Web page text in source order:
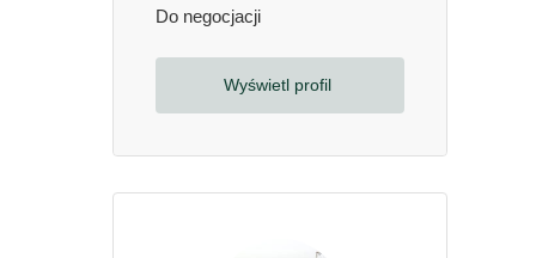
Do negocjacji
Wyświetl profil